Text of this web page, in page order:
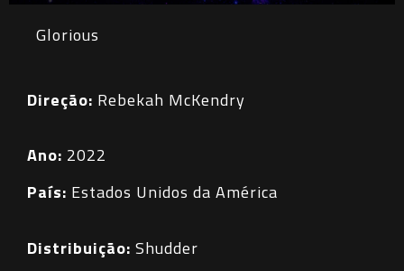
Glorious
Direção: Rebekah McKendry
Ano: 2022
País: Estados Unidos da América
Distribuição: Shudder